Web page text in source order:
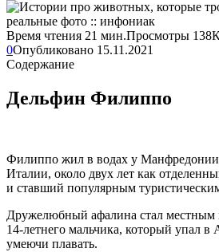
Время чтения 21 мин.Просмотры 138
0Опубликовано 15.11.2021
Содержание
Дельфин Филиппо
Филиппо жил в водах у
Италии, около двух лет как
и ставший популярным
Дружелюбный афалина стал местным
14-летнего мальчика, который упал в
умеючи плавать.